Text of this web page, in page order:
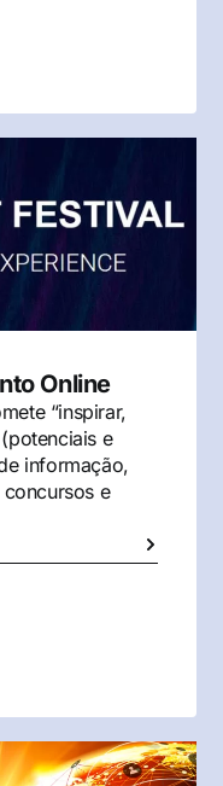
Online
“inspirar,
e
informação,
e